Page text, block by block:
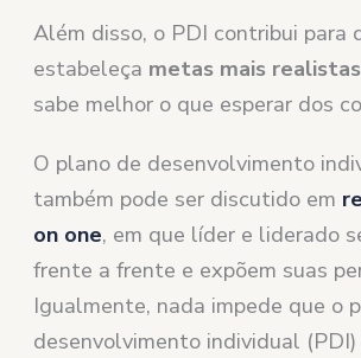
Além disso, o PDI contribui para
estabeleça metas mais realistas
sabe melhor o que esperar dos
O plano de desenvolvimento
também pode ser discutido em
on one, em que líder e liderado
frente a frente e expõem suas
Igualmente, nada impede que o
desenvolvimento individual (PDI)